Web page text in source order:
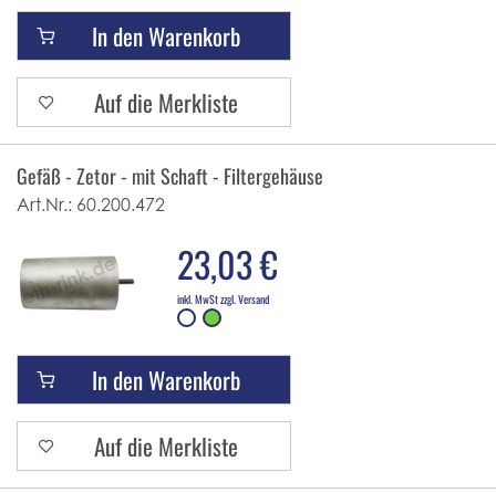
In den Warenkorb
Auf die Merkliste
Gefäß - Zetor - mit Schaft - Filtergehäuse
Art.Nr.: 60.200.472
23,03 €
inkl. MwSt zzgl. Versand
In den Warenkorb
Auf die Merkliste